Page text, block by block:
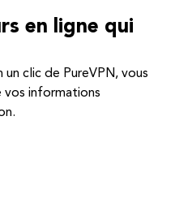
en ligne qui
clic de PureVPN, vous
vos informations